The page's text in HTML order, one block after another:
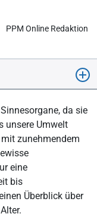
PPM Online Redaktion
führen?
da sie
unsere Umwelt
zunehmendem
eine
bis
Überblick über